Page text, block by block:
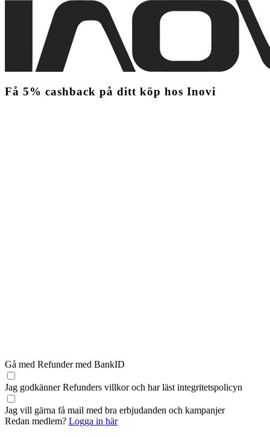
Få 5% cashback på ditt köp hos Inovi
Gå med Refunder med BankID
Jag godkänner Refunders villkoroch har läst integritetspolicyn
Jag vill gärna få mail med bra erbjudanden och kampanjer
Redan medlem? Logga in här